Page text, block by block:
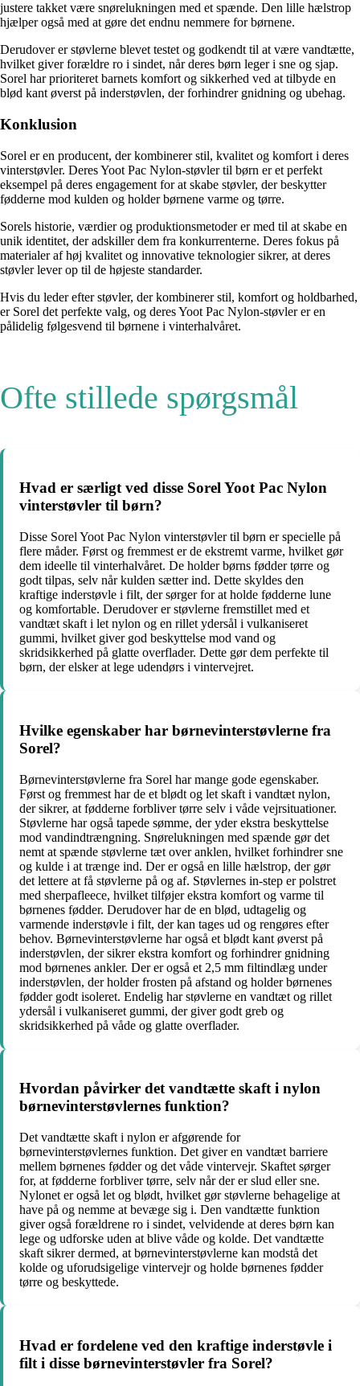
justere takket være snørelukningen med et spænde. Den lille hælstrop
hjælper også med at gøre det endnu nemmere for børnene.
Derudover er støvlerne blevet testet og godkendt til at være vandtætte,
hvilket giver forældre ro i sindet, når deres børn leger i sne og sjap.
Sorel har prioriteret barnets komfort og sikkerhed ved at tilbyde en
blød kant øverst på inderstøvlen, der forhindrer gnidning og ubehag.
Konklusion
Sorel er en producent, der kombinerer stil, kvalitet og komfort i deres
vinterstøvler. Deres Yoot Pac Nylon-støvler til børn er et perfekt
eksempel på deres engagement for at skabe støvler, der beskytter
fødderne mod kulden og holder børnene varme og tørre.
Sorels historie, værdier og produktionsmetoder er med til at skabe en
unik identitet, der adskiller dem fra konkurrenterne. Deres fokus på
materialer af høj kvalitet og innovative teknologier sikrer, at deres
støvler lever op til de højeste standarder.
Hvis du leder efter støvler, der kombinerer stil, komfort og holdbarhed,
er Sorel det perfekte valg, og deres Yoot Pac Nylon-støvler er en
pålidelig følgesvend til børnene i vinterhalvåret.
Ofte stillede spørgsmål
Hvad er særligt ved disse Sorel Yoot Pac Nylon
vinterstøvler til børn?
Disse Sorel Yoot Pac Nylon vinterstøvler til børn er specielle på
flere måder. Først og fremmest er de ekstremt varme, hvilket gør
dem ideelle til vinterhalvåret. De holder børns fødder tørre og
godt tilpas, selv når kulden sætter ind. Dette skyldes den
kraftige inderstøvle i filt, der sørger for at holde fødderne lune
og komfortable. Derudover er støvlerne fremstillet med et
vandtæt skaft i let nylon og en rillet ydersål i vulkaniseret
gummi, hvilket giver god beskyttelse mod vand og
skridsikkerhed på glatte overflader. Dette gør dem perfekte til
børn, der elsker at lege udendørs i vintervejret.
Hvilke egenskaber har børnevinterstøvlerne fra
Sorel?
Børnevinterstøvlerne fra Sorel har mange gode egenskaber.
Først og fremmest har de et blødt og let skaft i vandtæt nylon,
der sikrer, at fødderne forbliver tørre selv i våde vejrsituationer.
Støvlerne har også tapede sømme, der yder ekstra beskyttelse
mod vandindtrængning. Snørelukningen med spænde gør det
nemt at spænde støvlerne tæt over anklen, hvilket forhindrer sne
og kulde i at trænge ind. Der er også en lille hælstrop, der gør
det lettere at få støvlerne på og af. Støvlernes in-step er polstret
med sherpafleece, hvilket tilføjer ekstra komfort og varme til
børnenes fødder. Derudover har de en blød, udtagelig og
varmende inderstøvle i filt, der kan tages ud og rengøres efter
behov. Børnevinterstøvlerne har også et blødt kant øverst på
inderstøvlen, der sikrer ekstra komfort og forhindrer gnidning
mod børnenes ankler. Der er også et 2,5 mm filtindlæg under
inderstøvlen, der holder frosten på afstand og holder børnenes
fødder godt isoleret. Endelig har støvlerne en vandtæt og rillet
ydersål i vulkaniseret gummi, der giver godt greb og
skridsikkerhed på våde og glatte overflader.
Hvordan påvirker det vandtætte skaft i nylon
børnevinterstøvlernes funktion?
Det vandtætte skaft i nylon er afgørende for
børnevinterstøvlernes funktion. Det giver en vandtæt barriere
mellem børnenes fødder og det våde vintervejr. Skaftet sørger
for, at fødderne forbliver tørre, selv når der er slud eller sne.
Nylonet er også let og blødt, hvilket gør støvlerne behagelige at
have på og nemme at bevæge sig i. Den vandtætte funktion
giver også forældrene ro i sindet, velvidende at deres børn kan
lege og udforske uden at blive våde og kolde. Det vandtætte
skaft sikrer dermed, at børnevinterstøvlerne kan modstå det
kolde og uforudsigelige vintervejr og holde børnenes fødder
tørre og beskyttede.
Hvad er fordelene ved den kraftige inderstøvle i
filt i disse børnevinterstøvler fra Sorel?